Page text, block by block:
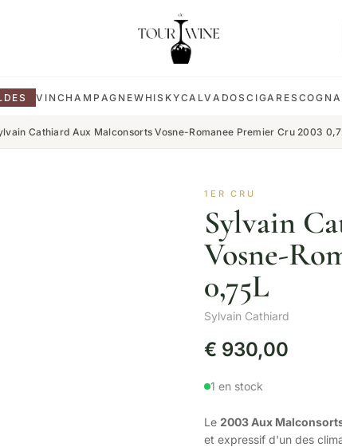
VIN CHAMPAGNEWHISKYCALVADOS CIGARES
Cathiard Aux Malconsorts Vosne-Romanee Premier Cru 2003
1ER CRU
Sylvain
Vosne-
0,75L
Sylvain Cathiard
€ 930,00
1 en stock
Le 2003 Aux
et expressif d'un des